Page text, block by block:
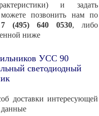
и задать
позвонить нам по
(495) 640 0530, либо
ниже
УСС 90
светодиодный
доставки интересующей